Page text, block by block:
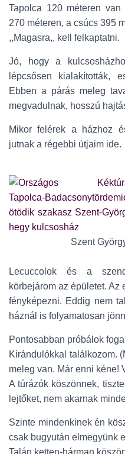
Tapolca 120 méteren
270 méteren, a csúcs 395
,,Magasra,, kell felkaptatni.
Jó, hogy a
lépcsősen kialakították,
Ebben a párás meleg
megvadulnak, hosszú
Mikor felérek a házhoz
jutnak a régebbi útjaim ide.
Szent
Lecuccolok és a
körbejárom az épületet. Az
fényképezni. Eddig nem
háznál is folyamatosan
Pontosabban próbálok
Kirándulókkal találkozom.
meleg van. Már enni kéne!
A túrázók köszönnek,
lejtőket, nem akarnak
Szinte mindenkinek én
csak bugyután elmegyünk
Talán ketten-hárman